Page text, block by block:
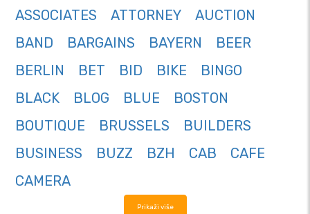
ASSOCIATES
ATTORNEY
AUCTION
BAND
BARGAINS BAYERN
BEER
BERLIN
BET BID BIKE
BINGO
BLACK
BLOG BLUE
BOSTON
BOUTIQUE
BRUSSELS
BUILDERS
BUSINESS
BUZZ BZH CAB
CAFE
CAMERA
Prikaži više